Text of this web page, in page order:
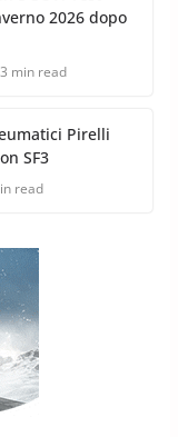
2026 dopo
min read
Pirelli
SF3
read